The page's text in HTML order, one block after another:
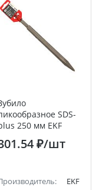
SDS-
250 мм EKF
₽/шт
EKF